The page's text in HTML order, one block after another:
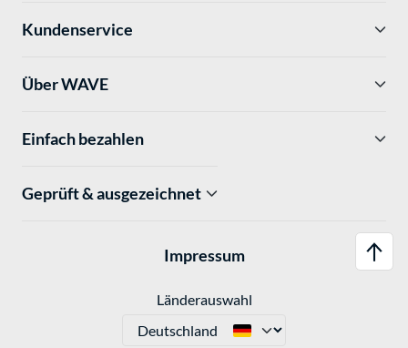
Kundenservice
Über WAVE
Einfach bezahlen
Geprüft & ausgezeichnet
Impressum
Länderauswahl